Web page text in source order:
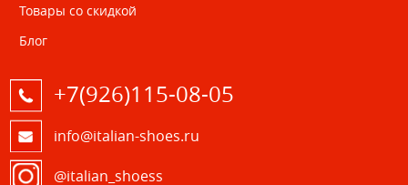
Товары со скидкой
Блог
+7(926)115-08-05
info@italian-shoes.ru
@italian_shoess